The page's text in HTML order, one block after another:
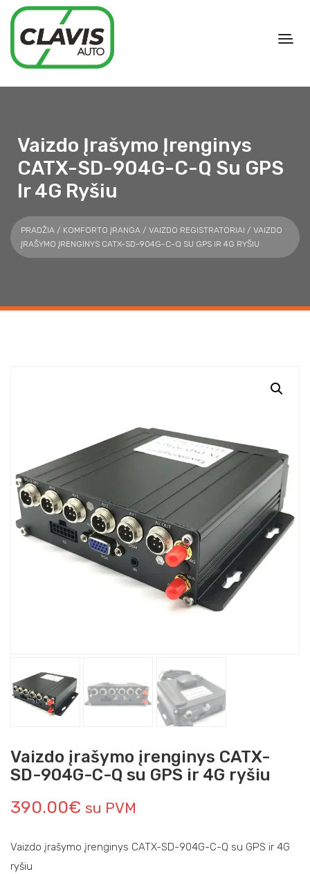
Vaizdo Įrašymo Įrenginys
CATX-SD-904G-C-Q Su GPS
Ir 4G Ryšiu
PRADŽIA / KOMFORTO ĮRANGA / VAIZDO REGISTRATORIAI / VAIZDO
ĮRAŠYMO ĮRENGINYS CATX-SD-904G-C-Q SU GPS IR 4G RYŠIU
Vaizdo įrašymo įrenginys CATX-
SD-904G-C-Q su GPS ir 4G ryšiu
390.00€ su PVM
Vaizdo įrašymo įrenginys CATX-SD-904G-C-Q su GPS ir 4G
ryšiu